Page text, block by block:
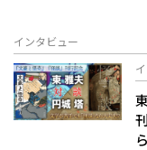
インタビュー